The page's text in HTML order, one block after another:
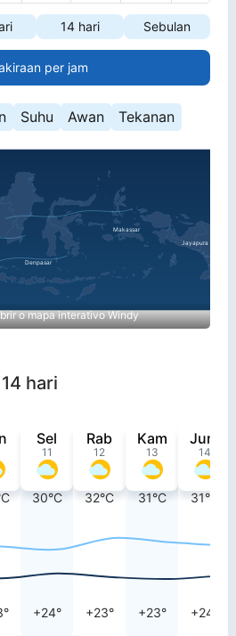
14 hari Sebulan
per jam
Suhu Awan Tekanan
o mapa interativo Windy
hari
Sel
11
30°C
+24°
Rab
12
32°C
+23°
Kam
13
31°C
+23°
Jum
14
31°C
+24°